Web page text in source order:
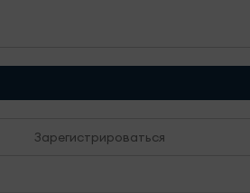
Зарегистрироваться